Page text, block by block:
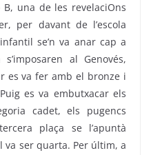
B, una de les revelaciOns
per davant de l’escola
se’n va anar cap a
al Genovés,
es va fer amb el bronze i
es va embutxacar els
cadet, els pugencs
plaça se l’apuntà
va ser quarta. Per últim, a